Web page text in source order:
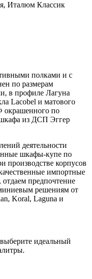
Италюм Классик
полками и с
по размерам
в профиле Лагуна
Lacobel и матового
окрашенного по
из ДСП Эггер
деятельности
шкафы-купе по
производстве корпусов
импортные
предпочтение
решениям от
Koral, Laguna и
идеальный